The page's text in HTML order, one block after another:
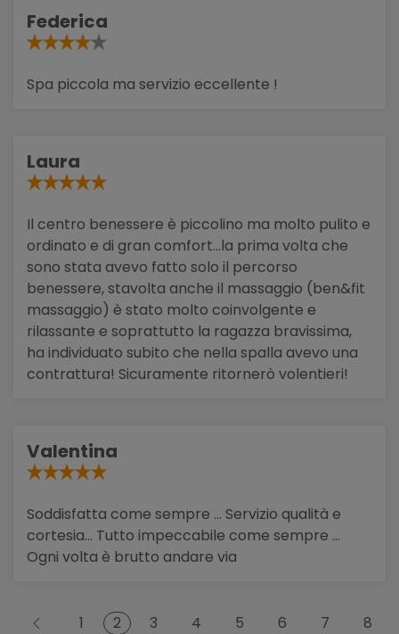
Federica
Spa piccola ma servizio eccellente !
Laura
Il centro benessere è piccolino ma molto pulito e
ordinato e di gran comfort...la prima volta che
sono stata avevo fatto solo il percorso
benessere, stavolta anche il massaggio (ben&fit
massaggio) è stato molto coinvolgente e
rilassante e soprattutto la ragazza bravissima,
ha individuato subito che nella spalla avevo una
contrattura! Sicuramente ritornerò volentieri!
Valentina
Soddisfatta come sempre ... Servizio qualità e
cortesia... Tutto impeccabile come sempre ...
Ogni volta è brutto andare via
1 2 3 4 5 6 7
8